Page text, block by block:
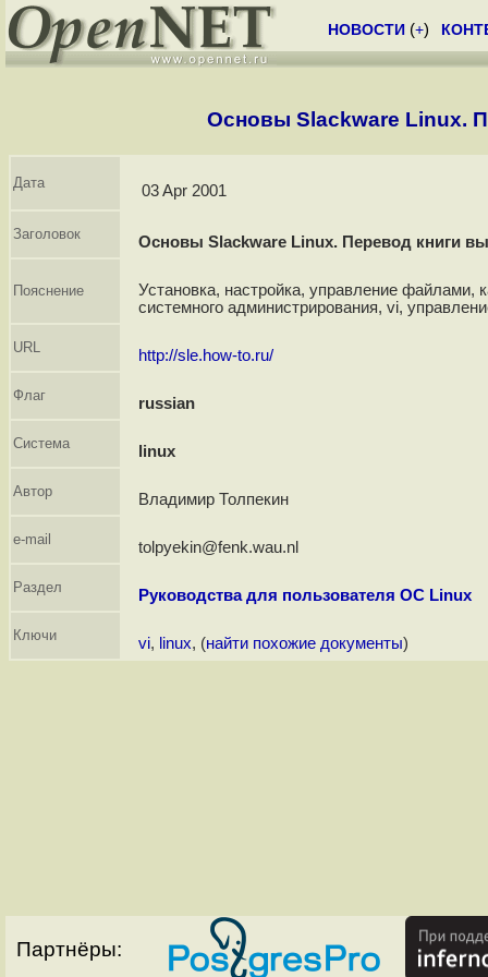
НОВОСТИ (+)
Основы Slackware Linux.
Дата 03 Apr 2001
Заголовок Основы Slackware Linux. Перевод книги
Пояснение
Установка, настройка, управление файлами,
системного администрирования, vi,
URL http://sle.how-to.ru/
Флаг russian
Система linux
Автор Владимир Толпекин
e-mail tolpyekin@fenk.wau.nl
Раздел Руководства для пользователя ОС Linux
Ключи vi, linux, (найти похожие документы)
Партнёры: